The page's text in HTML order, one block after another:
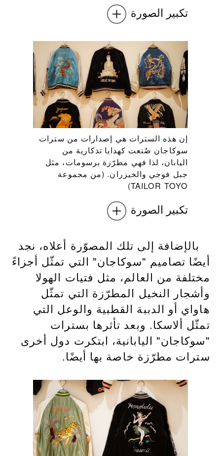
تكبير الصورة
إن هذه السترات هي إصدارات من سترات
سوكاجان صُنعت كهدايا تذكارية من
اليابان، لذا فهي مطرّزة برسومات، مثل
جبل فوجي والخيزران. (من مجموعة
TAILOR TOYO)
تكبير الصورة
بالإضافة إلى تلك المصوّرة أعلاه، نجد
أيضًا تصاميم "سوكاجان" التي تمثّل أجزاءً
مختلفة من العالم، مثل فتيات الهولا
وأشجار النخيل المطرّزة التي تمثّل
هاواي أو الدببة القطبية والوعل التي
تمثّل ألاسكا. وبعد تأثرها بسترات
"سوكاجان" اليابانية، ابتكرت دول أخرى
سترات مطرّزة خاصة بها أيضًا.